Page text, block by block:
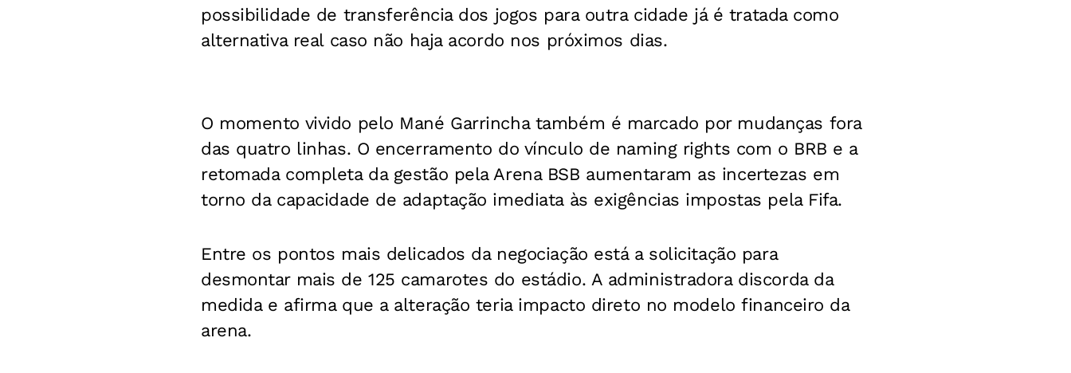
possibilidade de transferência dos jogos para outra cidade já é tratada como
alternativa real caso não haja acordo nos próximos dias.
O momento vivido pelo Mané Garrincha também é marcado por mudanças fora
das quatro linhas. O encerramento do vínculo de naming rights com o BRB e a
retomada completa da gestão pela Arena BSB aumentaram as incertezas em
torno da capacidade de adaptação imediata às exigências impostas pela Fifa.
Entre os pontos mais delicados da negociação está a solicitação para
desmontar mais de 125 camarotes do estádio. A administradora discorda da
medida e afirma que a alteração teria impacto direto no modelo financeiro da
arena.